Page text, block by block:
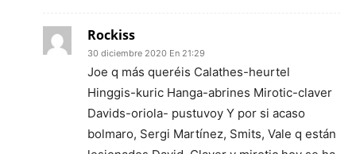
Rockiss
30 diciembre 2020 En 21:29
Joe q más queréis Calathes-heurtel
Hinggis-kuric Hanga-abrines Mirotic-claver
Davids-oriola- pustuvoy Y por si acaso
bolmaro, Sergi Martínez, Smits, Vale q están